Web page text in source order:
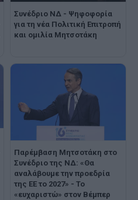
Συνέδριο ΝΔ - Ψηφοφορία
για τη νέα Πολιτική Επιτροπή
και ομιλία Μητσοτάκη
Παρέμβαση Μητσοτάκη στο
Συνέδριο της ΝΔ: «Θα
αναλάβουμε την προεδρία
της ΕΕ το 2027» - Το
«ευχαριστώ» στον Βέμπερ